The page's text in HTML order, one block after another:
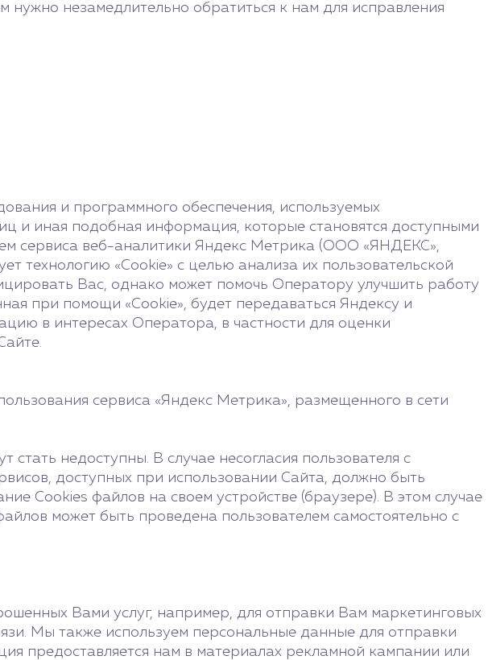
нужно незамедлительно обратиться к нам для исправления
и программного обеспечения, используемых
и иная подобная информация, которые становятся доступными
сервиса веб-аналитики Яндекс Метрика (ООО «ЯНДЕКС»,
технологию «Cookie» с целью анализа их пользовательской
Вас, однако может помочь Оператору улучшить работу
при помощи «Cookie», будет передаваться Яндексу и
в интересах Оператора, в частности для оценки
сервиса «Яндекс Метрика», размещенного в сети
недоступны. В случае несогласия пользователя с
доступных при использовании Сайта, должно быть
Cookies файлов на своем устройстве (браузере). В этом случае
может быть проведена пользователем самостоятельно с
Вами услуг, например, для отправки Вам маркетинговых
Мы также используем персональные данные для отправки
предоставляется нам в материалах рекламной кампании или